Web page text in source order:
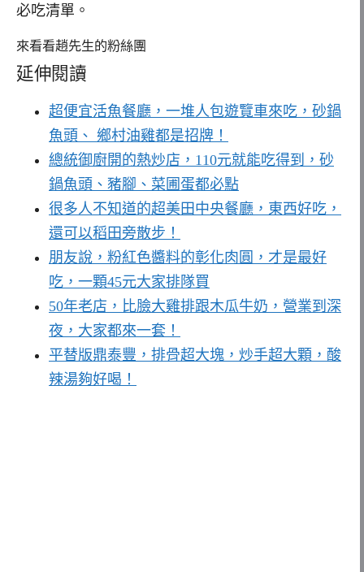
必吃清單。
來看看趙先生的粉絲團
延伸閱讀
超便宜活魚餐廳，一堆人包遊覽車來吃，砂鍋
魚頭、 鄉村油雞都是招牌！
總統御廚開的熱炒店，110元就能吃得到，砂
鍋魚頭、豬腳、菜圃蛋都必點
很多人不知道的超美田中央餐廳，東西好吃，
還可以稻田旁散步！
朋友說，粉紅色醬料的彰化肉圓，才是最好
吃，一顆45元大家排隊買
50年老店，比臉大雞排跟木瓜牛奶，營業到深
夜，大家都來一套！
平替版鼎泰豐，排骨超大塊，炒手超大顆，酸
辣湯夠好喝！